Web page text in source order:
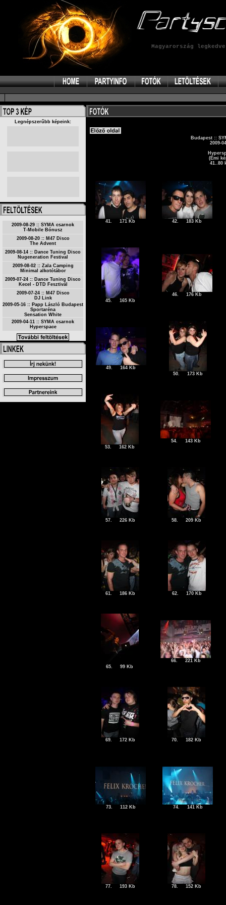
Magyarország
Legnépszerűbb képeink:
2009-08-29 :: SYMA csarnok
T-Mobile Bónusz
2009-08-20 :: M47 Disco
The Advent
2009-08-14 :: Dance Tuning Disco
Nugeneration Festival
2009-08-02 :: Zala Camping
Minimal alkotótábor
2009-07-24 :: Dance Tuning Disco
Kecel - DTD Fesztivál
2009-07-24 :: M47 Disco
DJ Link
2009-05-16 :: Papp László Budapest
Sportaréna
Sensation White
2009-04-11 :: SYMA csarnok
Hyperspace
Budapest ::
2009-
(Emi
41..80
41. 171 Kb 42. 183 Kb
45. 165 Kb
46. 176 Kb
49. 164 Kb
50. 173 Kb
53. 162 Kb
54. 143 Kb
57. 226 Kb 58. 209 Kb
61. 186 Kb 62. 170 Kb
65. 99 Kb
66. 221 Kb
69. 172 Kb 70. 182 Kb
73. 112 Kb 74. 141 Kb
77. 193 Kb 78. 152 Kb